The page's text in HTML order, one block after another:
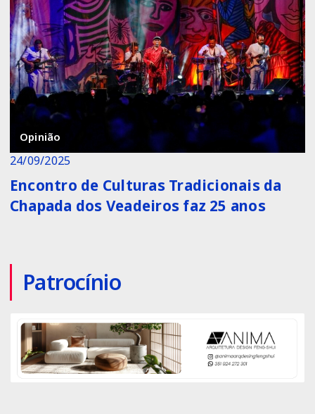
Opinião
24/09/2025
Encontro de Culturas Tradicionais da
Chapada dos Veadeiros faz 25 anos
Patrocínio